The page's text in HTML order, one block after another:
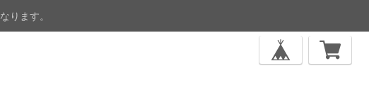
ります。